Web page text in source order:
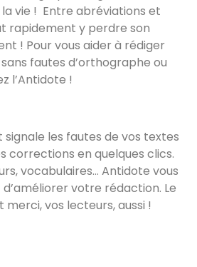
vie ! Entre abréviations et
rapidement y perdre son
! Pour vous aider à rédiger
fautes d’orthographe ou
l’Antidote !
les fautes de vos textes
corrections en quelques clics.
vocabulaires… Antidote vous
votre rédaction. Le
merci, vos lecteurs, aussi !